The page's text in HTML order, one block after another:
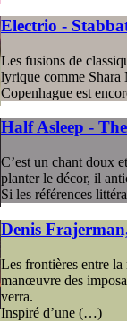
Electrio -
Les fusions de
lyrique comme Shara
Copenhague est
Half Asleep -
C’est un chant doux
planter le décor, il
Si les références
Denis
Les frontières entre la
manœuvre des
verra.
Inspiré d’une (…)